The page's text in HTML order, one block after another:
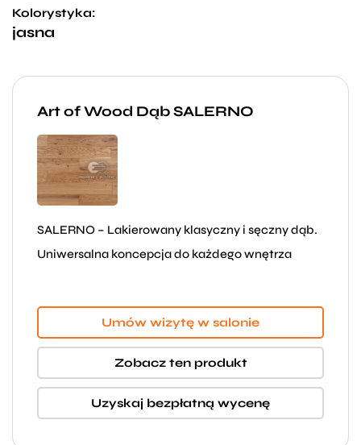
Kolorystyka:
jasna
Art of Wood Dąb SALERNO
SALERNO – Lakierowany klasyczny i sęczny dąb.
Uniwersalna koncepcja do każdego wnętrza
Umów wizytę w salonie
Zobacz ten produkt
Uzyskaj bezpłatną wycenę